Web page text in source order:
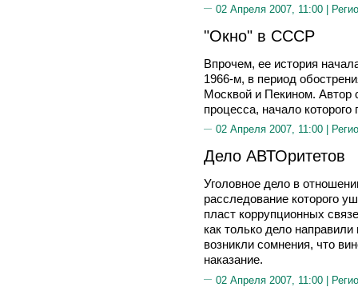
02 Апреля 2007, 11:00 |
"Окно" в СССР
Впрочем, ее история
1966-м, в период
Москвой и Пекином. Автор
процесса, начало
02 Апреля 2007, 11:00 |
Дело АВТОритетов
Уголовное дело в
расследование которого
пласт коррупционных
как только дело
возникли сомнения, что
наказание.
02 Апреля 2007, 11:00 |